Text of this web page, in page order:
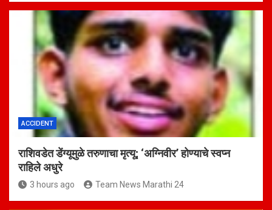
ACCIDENT
राशिवडेत डेंग्यूमुळे तरुणाचा मृत्यू; ‘अग्निवीर’ होण्याचे स्वप्न
राहिले अधुरे
3 hours ago Team News Marathi 24